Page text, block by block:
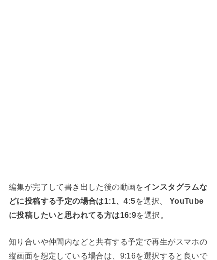
編集が完了して書き出した後の動画をインスタグラムな
どに投稿する予定の場合は1:1、4:5を選択、 YouTube
に投稿したいと思われてる方は16:9を選択。
知り合いや仲間内などと共有する予定で再生がスマホの
縦画面を想定している場合は、9:16を選択すると良いで